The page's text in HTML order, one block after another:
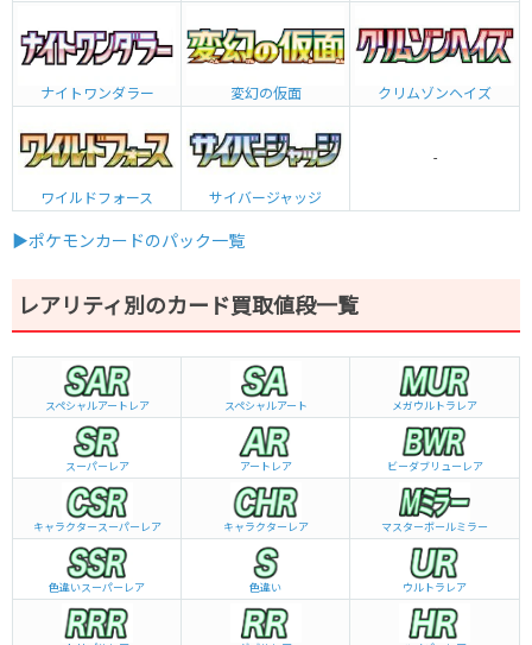
ナイトワンダラー 変幻の仮面 クリムゾンヘイズ
ワイルドフォース サイバージャッジ
-
▶ポケモンカードのパック一覧
レアリティ別のカード買取値段一覧
スペシャルアートレア スペシャルアート メガウルトラレア
スーパーレア アートレア ビーダブリュー レア
キャラクタースーパーレア キャラクターレア マスターボールミラー
色違いスーパーレア 色違い ウルトラレア